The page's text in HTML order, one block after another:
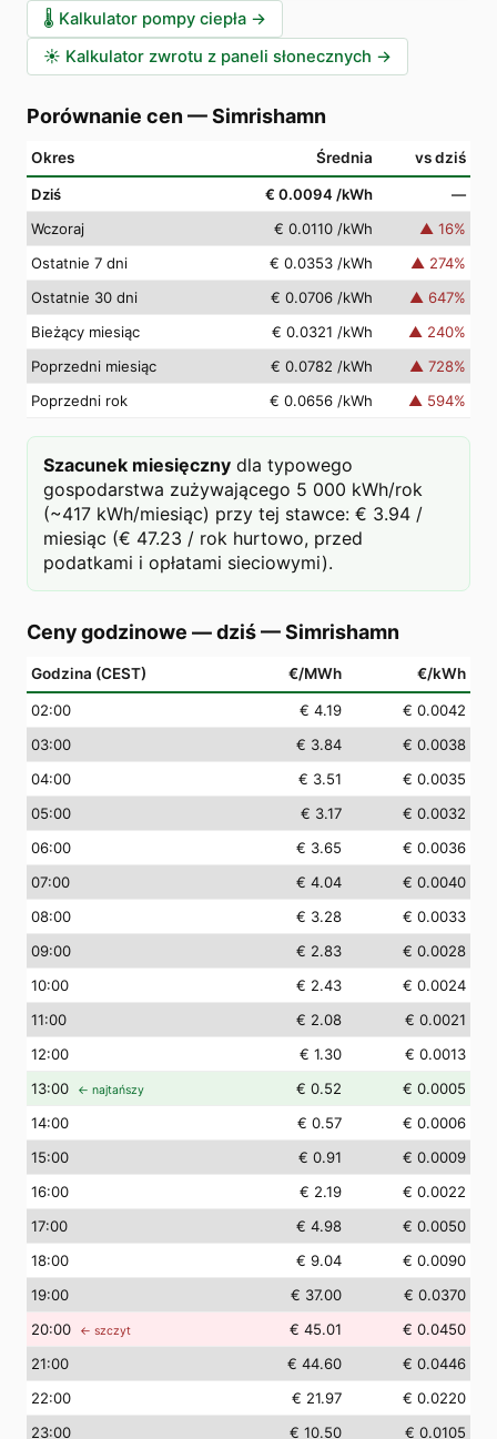
🌡️ Kalkulator pompy ciepła →
☀️ Kalkulator zwrotu z paneli słonecznych →
Porównanie cen —Simrishamn
Okres Średnia vs dziś
Dziś € 0.0094 /kWh
—
Wczoraj
€ 0.0110 /kWh ▲ 16%
Ostatnie 7 dni
€ 0.0353 /kWh ▲ 274%
Ostatnie 30 dni
€ 0.0706 /kWh ▲ 647%
Bieżący miesiąc
€ 0.0321 /kWh ▲ 240%
Poprzedni miesiąc
€ 0.0782 /kWh ▲ 728%
Poprzedni rok
€ 0.0656 /kWh ▲ 594%
Szacunek miesięczny dla typowego
gospodarstwa zużywającego 5 000 kWh/rok
(~417 kWh/miesiąc) przy tej stawce: € 3.94 /
miesiąc (€ 47.23 / rok hurtowo, przed
podatkami i opłatami sieciowymi).
Ceny godzinowe — dziś—Simrishamn
Godzina (CEST) €/MWh €/kWh
02:00 € 4.19
€ 0.0042
03:00 € 3.84
€ 0.0038
04:00 € 3.51
€ 0.0035
05:00 € 3.17
€ 0.0032
06:00 € 3.65
€ 0.0036
07:00 € 4.04
€ 0.0040
08:00 € 3.28
€ 0.0033
09:00 € 2.83
€ 0.0028
10:00 € 2.43
€ 0.0024
11:00 € 2.08
€ 0.0021
12:00 € 1.30
€ 0.0013
13:00 ← najtańszy € 0.52
€ 0.0005
14:00 € 0.57
€ 0.0006
15:00 € 0.91
€ 0.0009
16:00 € 2.19
€ 0.0022
17:00 € 4.98
€ 0.0050
18:00 € 9.04
€ 0.0090
19:00 € 37.00
€ 0.0370
20:00 ← szczyt € 45.01
€ 0.0450
21:00 € 44.60
€ 0.0446
22:00 € 21.97
€ 0.0220
23:00 € 10.50
€ 0.0105